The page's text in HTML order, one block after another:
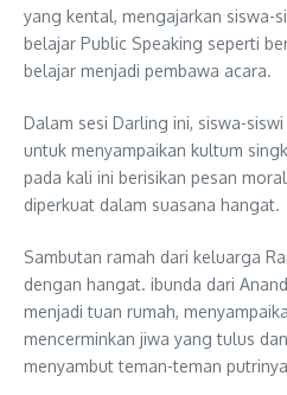
yang kental, mengajarkan siswa-
belajar Public Speaking seperti
belajar menjadi pembawa acara.
Dalam sesi Darling ini, siswa-
untuk menyampaikan kultum
pada kali ini berisikan pesan
diperkuat dalam suasana hangat.
Sambutan ramah dari keluarga
dengan hangat. ibunda dari
menjadi tuan rumah,
mencerminkan jiwa yang tulus
menyambut teman-teman